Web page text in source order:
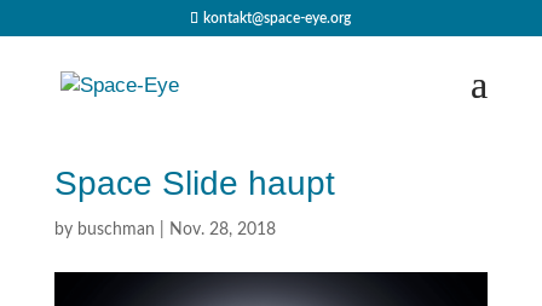
kontakt@space-eye.org
Space Slide haupt
by buschman Nov. 28, 2018